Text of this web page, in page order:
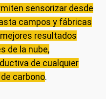
sensorizar desde
campos y fábricas
resultados
de la nube,
de cualquier
carbono.